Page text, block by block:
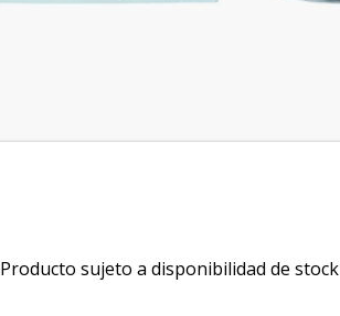
Producto sujeto a disponibilidad de stock